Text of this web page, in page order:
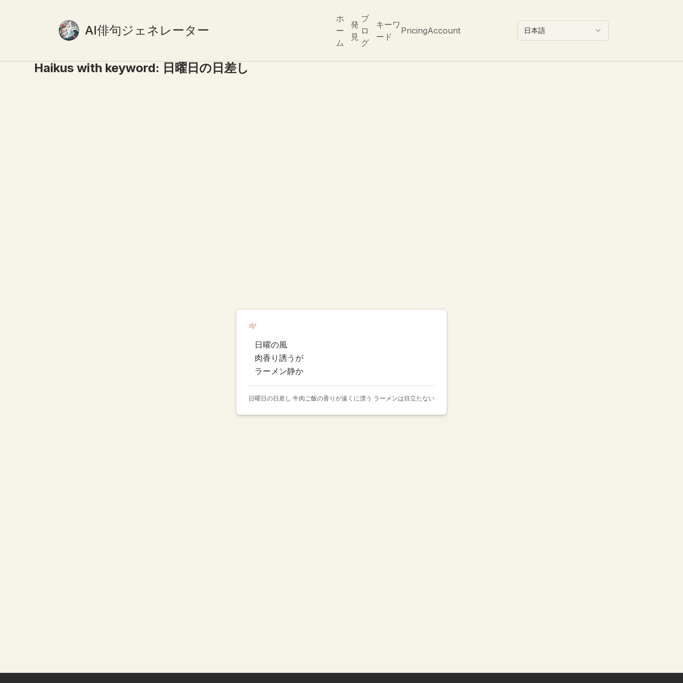
AI俳句ジェネレーター
ホ
ー
ム
発
見
ブ
ロ
グ
キーワ
ード
PricingAccount 日本語
Haikus with keyword: 日曜日の日差し
日曜の風
肉香り誘うが
ラーメン静か
日曜日の日差し 牛肉ご飯の香りが遠くに漂う ラーメンは目立たない